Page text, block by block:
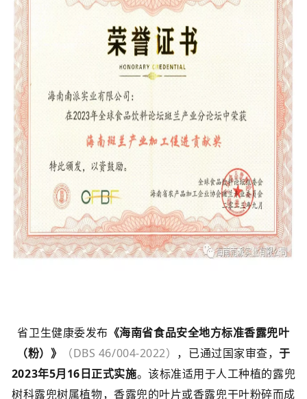
省卫生健康委发布 《海南省食品安全地方标准香露兜叶
（粉）》
（DBS 46/004-2022） ，已通过国家审查，于
2023年5月16日正式实施。该标准适用于人工种植的露兜
树科露兜树属植物，香露兜的叶片或香露兜干叶粉碎而成